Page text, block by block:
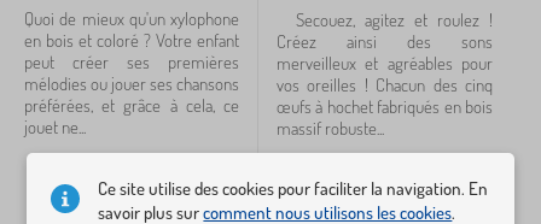
Annuler FILTRATION
Quoi de mieux qu'un xylophone
en bois et coloré ? Votre enfant
peut créer ses premières
mélodies ou jouer ses chansons
préférées, et grâce à cela, ce
jouet ne...
STOCK
Secouez, agitez et roulez !
Créez ainsi des sons
merveilleux et agréables pour
vos oreilles ! Chacun des cinq
œufs à hochet fabriqués en bois
massif robuste...
STOCK
Ce site utilise des cookies pour faciliter la navigation. En
savoir plus surcomment nous utilisons les cookies.